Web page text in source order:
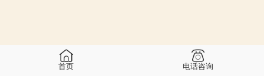
首页 电话咨询